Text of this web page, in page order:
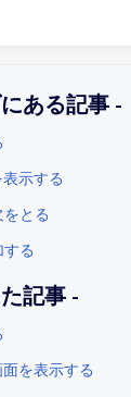
ある記事 -
示する
とる
る
記事 -
を表示する